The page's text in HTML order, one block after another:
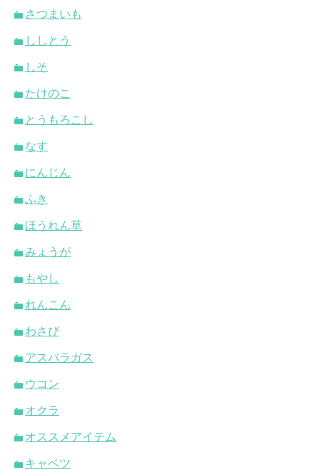
さつまいも
ししとう
しそ
たけのこ
とうもろこし
なす
にんじん
ふき
ほうれん草
みょうが
もやし
れんこん
わさび
アスパラガス
ウコン
オクラ
オススメアイテム
キャベツ